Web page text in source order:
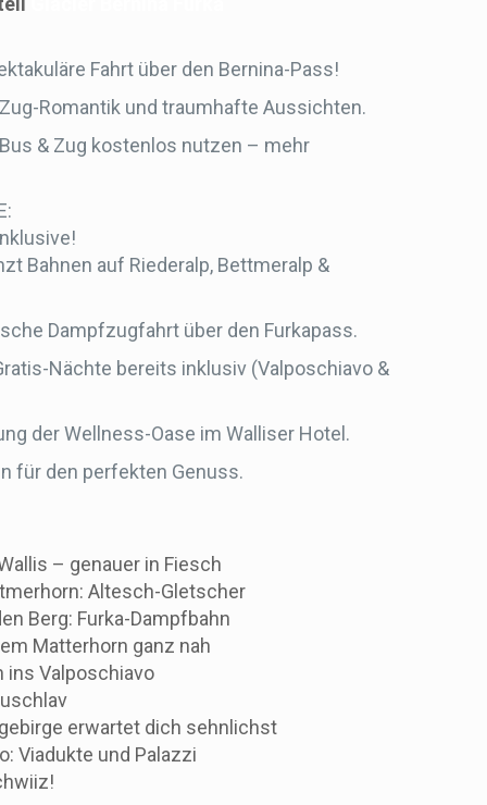
Fahrt über den Bernina-Pass!
Romantik und traumhafte Aussichten.
& Zug kostenlos nutzen – mehr
Bahnen auf Riederalp, Bettmeralp &
Dampfzugfahrt über den Furkapass.
Nächte bereits inklusiv (Valposchiavo &
der Wellness-Oase im Walliser Hotel.
für den perfekten Genuss.
– genauer in Fiesch
Altesch-Gletscher
Berg: Furka-Dampfbahn
Matterhorn ganz nah
ins Valposchiavo
erwartet dich sehnlichst
Viadukte und Palazzi